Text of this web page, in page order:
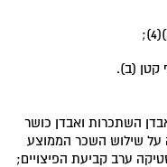
השתכרות ואבדן כושר
על שילוש השכר הממוצע
ערב קביעת הפיצויים;